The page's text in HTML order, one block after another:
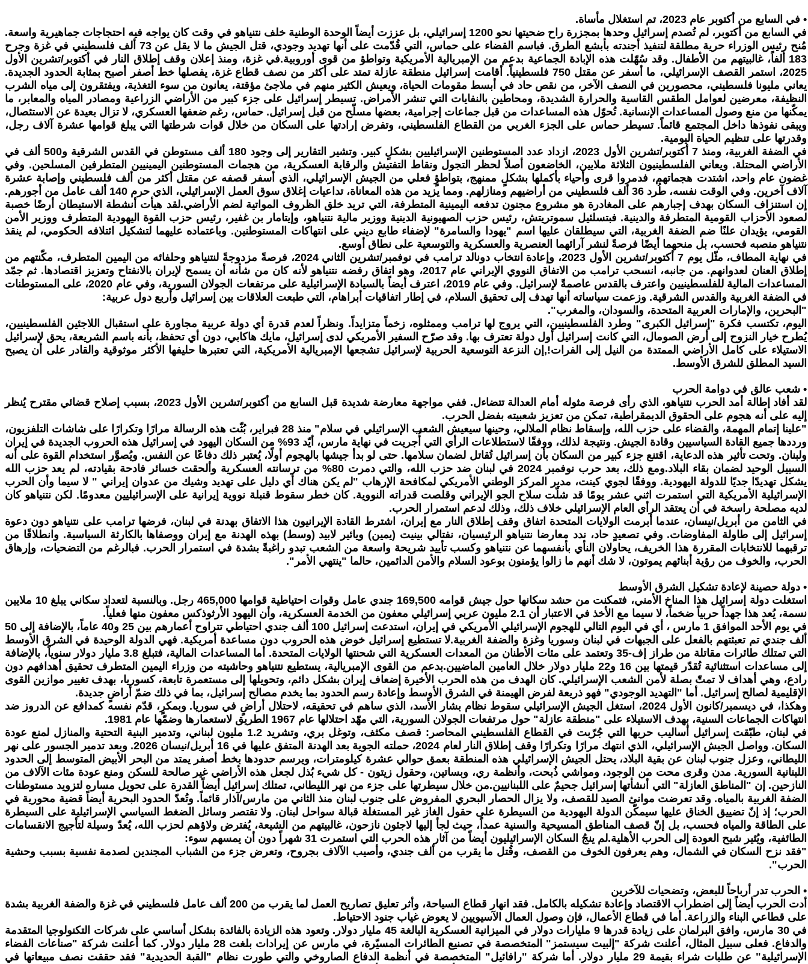
• في السابع من أكتوبر عام 2023، تم استغلال مأساة.
في السابع من أكتوبر، لم تُصدم إسرائيل وحدها بمجزرة راح ضحيتها نحو 1200 إسرائيلي، بل عززت أيضاً الوحدة الوطنية خلف نتنياهو في وقت كان يواجه فيه احتجاجات جماهيرية واسعة.
مُنح رئيس الوزراء حرية مطلقة لتنفيذ أجندته بأبشع الطرق. فباسم القضاء على حماس، التي قُدّمت على أنها تهديد وجودي، قتل الجيش ما لا يقل عن 73 ألف فلسطيني في غزة وجرح
183 ألفاً، غالبيتهم من الأطفال. وقد سُهّلت هذه الإبادة الجماعية بدعم من الإمبريالية الأمريكية وتواطؤ من قوى أوروبية.في غزة، ومنذ إعلان وقف إطلاق النار في أكتوبر/تشرين الأول
2025، استمر القصف الإسرائيلي، ما أسفر عن مقتل 750 فلسطينياً. أقامت إسرائيل منطقة عازلة تمتد على أكثر من نصف قطاع غزة، يفصلها خط أصفر أصبح بمثابة الحدود الجديدة.
يعاني مليونا فلسطيني، محصورين في النصف الآخر، من نقص حاد في أبسط مقومات الحياة، ويعيش الكثير منهم في ملاجئ مؤقتة، يعانون من سوء التغذية، ويفتقرون إلى مياه الشرب
النظيفة، معرضين لعوامل الطقس القاسية والحرارة الشديدة، ومحاطين بالنفايات التي تنشر الأمراض. تسيطر إسرائيل على جزء كبير من الأراضي الزراعية ومصادر المياه والمعابر، ما
يمكّنها من منع وصول المساعدات الإنسانية. تُحوّل هذه المساعدات من قبل جماعات إجرامية، بعضها مسلّح من قبل إسرائيل. حماس، رغم ضعفها العسكري، لا تزال بعيدة عن الاستئصال،
ويبقى نفوذها داخل المجتمع قائماً. تسيطر حماس على الجزء الغربي من القطاع الفلسطيني، وتفرض إرادتها على السكان من خلال قوات شرطتها التي يبلغ قوامها عشرة آلاف رجل،
وقدرتها على تنظيم الحياة اليومية.
في الضفة الغربية، ومنذ 7 أكتوبر/تشرين الأول 2023، ازداد عدد المستوطنين الإسرائيليين بشكلٍ كبير. وتشير التقارير إلى وجود 180 ألف مستوطن في القدس الشرقية و500 ألف في
الأراضي المحتلة. ويعاني الفلسطينيون الثلاثة ملايين، الخاضعون أصلاً لحظر التجول ونقاط التفتيش والرقابة العسكرية، من هجمات المستوطنين اليمينيين المتطرفين المسلحين. وفي
غضون عام واحد، اشتدت هجماتهم، فدمروا قرى وأحياء بأكملها بشكلٍ ممنهج، بتواطؤٍ فعلي من الجيش الإسرائيلي، الذي أسفر قصفه عن مقتل أكثر من ألف فلسطيني وإصابة عشرة
آلاف آخرين. وفي الوقت نفسه، طُرد 36 ألف فلسطيني من أراضيهم ومنازلهم. ومما يزيد من هذه المعاناة، تداعيات إغلاق سوق العمل الإسرائيلي، الذي حرم 140 ألف عامل من أجورهم.
إن استنزاف السكان بهدف إجبارهم على المغادرة هو مشروع مجنون تدفعه اليمينية المتطرفة، التي تريد خلق الظروف المواتية لضم الأراضي.لقد هيأت أنشطة الاستيطان أرضًا خصبة
لصعود الأحزاب القومية المتطرفة والدينية. فبتسلئيل سموتريتش، رئيس حزب الصهيونية الدينية ووزير مالية نتنياهو، وإيتامار بن غفير، رئيس حزب القوة اليهودية المتطرف ووزير الأمن
القومي، يؤيدان علنًا ضم الضفة الغربية، التي سيطلقان عليها اسم "يهودا والسامرة" لإضفاء طابع ديني على انتهاكات المستوطنين. وباعتماده عليهما لتشكيل ائتلافه الحكومي، لم ينقذ
نتنياهو منصبه فحسب، بل منحهما أيضًا فرصةً لنشر آرائهما العنصرية والعسكرية والتوسعية على نطاق أوسع.
في نهاية المطاف، مثّل يوم 7 أكتوبر/تشرين الأول 2023، وإعادة انتخاب دونالد ترامب في نوفمبر/تشرين الثاني 2024، فرصةً مزدوجةً لنتنياهو وحلفائه من اليمين المتطرف، مكّنتهم من
إطلاق العنان لعدوانهم. من جانبه، انسحب ترامب من الاتفاق النووي الإيراني عام 2017، وهو اتفاق رفضه نتنياهو لأنه كان من شأنه أن يسمح لإيران بالانفتاح وتعزيز اقتصادها. ثم جمّد
المساعدات المالية للفلسطينيين واعترف بالقدس عاصمةً لإسرائيل. وفي عام 2019، اعترف أيضاً بالسيادة الإسرائيلية على مرتفعات الجولان السورية، وفي عام 2020، على المستوطنات
في الضفة الغربية والقدس الشرقية. وزعمت سياساته أنها تهدف إلى تحقيق السلام، في إطار اتفاقيات أبراهام، التي طبعت العلاقات بين إسرائيل وأربع دول عربية:
"البحرين، والإمارات العربية المتحدة، والسودان، والمغرب".
اليوم، تكتسب فكرة "إسرائيل الكبرى" وطرد الفلسطينيين، التي يروج لها ترامب وممثلوه، زخماً متزايداً. ونظراً لعدم قدرة أي دولة عربية مجاورة على استقبال اللاجئين الفلسطينيين،
يُطرح خيار النزوح إلى أرض الصومال، التي كانت إسرائيل أول دولة تعترف بها. وقد صرّح السفير الأمريكي لدى إسرائيل، مايك هاكابي، دون أي تحفظ، بأنه باسم الشريعة، يحق لإسرائيل
الاستيلاء على كامل الأراضي الممتدة من النيل إلى الفرات!,إن النزعة التوسعية الحربية لإسرائيل تشجعها الإمبريالية الأمريكية، التي تعتبرها حليفها الأكثر موثوقية والقادر على أن يصبح
السيد المطلق للشرق الأوسط.
• شعب عالق في دوامة الحرب
لقد أفاد إطالة أمد الحرب نتنياهو، الذي رأى فرصة مثوله أمام العدالة تتضاءل. ففي مواجهة معارضة شديدة قبل السابع من أكتوبر/تشرين الأول 2023، بسبب إصلاح قضائي مقترح يُنظر
إليه على أنه هجوم على الحقوق الديمقراطية، تمكن من تعزيز شعبيته بفضل الحرب.
"علينا إتمام المهمة، والقضاء على حزب الله، وإسقاط نظام الملالي، وحينها سيعيش الشعب الإسرائيلي في سلام" منذ 28 فبراير، بُثّت هذه الرسالة مرارًا وتكرارًا على شاشات التلفزيون،
ورددها جميع القادة السياسيين وقادة الجيش. ونتيجة لذلك، ووفقًا لاستطلاعات الرأي التي أُجريت في نهاية مارس، أيّد 93% من السكان اليهود في إسرائيل هذه الحروب الجديدة في إيران
ولبنان. وتحت تأثير هذه الدعاية، اقتنع جزء كبير من السكان بأن إسرائيل تُقاتل لضمان سلامها. حتى لو بدأ جيشها بالهجوم أولًا، يُعتبر ذلك دفاعًا عن النفس. ويُصوَّر استخدام القوة على أنه
السبيل الوحيد لضمان بقاء البلاد.ومع ذلك، بعد حرب نوفمبر 2024 في لبنان ضد حزب الله، والتي دمرت 80% من ترسانته العسكرية وألحقت خسائر فادحة بقيادته، لم يعد حزب الله
يشكل تهديدًا جديًا للدولة اليهودية. ووفقًا لجوي كينت، مدير المركز الوطني الأمريكي لمكافحة الإرهاب "لم يكن هناك أي دليل على تهديد وشيك من عدوان إيراني " لا سيما وأن الحرب
الإسرائيلية الأمريكية التي استمرت اثني عشر يومًا قد شلّت سلاح الجو الإيراني وقلصت قدراته النووية. كان خطر سقوط قنبلة نووية إيرانية على الإسرائيليين معدومًا. لكن نتنياهو كان
لديه مصلحة راسخة في أن يعتقد الرأي العام الإسرائيلي خلاف ذلك، وذلك لدعم استمرار الحرب.
في الثامن من أبريل/نيسان، عندما أبرمت الولايات المتحدة اتفاق وقف إطلاق النار مع إيران، اشترط القادة الإيرانيون هذا الاتفاق بهدنة في لبنان، فرضها ترامب على نتنياهو دون دعوة
إسرائيل إلى طاولة المفاوضات. وفي تصعيدٍ حاد، ندد معارضا نتنياهو الرئيسيان، نفتالي بينيت (يمين) ويائير لابيد (وسط) بهذه الهدنة مع إيران ووصفاها بالكارثة السياسية. وانطلاقًا من
ترقبهما للانتخابات المقررة هذا الخريف، يحاولان النأي بأنفسهما عن نتنياهو وكسب تأييد شريحة واسعة من الشعب تبدو راغبةً بشدة في استمرار الحرب. فبالرغم من التضحيات، وإرهاق
الحرب، والخوف من رؤية أبنائهم يموتون، لا شك أنهم ما زالوا يؤمنون بوعود السلام والأمن الدائمين، حالما "ينتهي الأمر".
• دولة حصينة لإعادة تشكيل الشرق الأوسط
استغلت دولة إسرائيل هذا المناخ الأمني، فتمكنت من حشد سكانها حول جيش قوامه 169,500 جندي عامل وقوات احتياطية قوامها 465,000 رجل. وبالنسبة لتعداد سكاني يبلغ 10 ملايين
نسمة، يُعد هذا جهداً حربياً ضخماً، لا سيما مع الأخذ في الاعتبار أن 2.1 مليون عربي إسرائيلي معفون من الخدمة العسكرية، وأن اليهود الأرثوذكس معفون منها فعلياً.
في يوم الأحد الموافق 1 مارس ، أي في اليوم التالي للهجوم الإسرائيلي الأمريكي في إيران، استدعت إسرائيل 100 ألف جندي احتياطي تتراوح أعمارهم بين 25 و40 عاماً، بالإضافة إلى 50
ألف جندي تم تعبئتهم بالفعل على الجبهات في لبنان وسوريا وغزة والضفة الغربية.لا تستطيع إسرائيل خوض هذه الحروب دون مساعدة أمريكية. فهي الدولة الوحيدة في الشرق الأوسط
التي تمتلك طائرات مقاتلة من طراز إف-35 وتعتمد على مئات الأطنان من المعدات العسكرية التي شحنتها الولايات المتحدة. أما المساعدات المالية، فتبلغ 3.8 مليار دولار سنوياً، بالإضافة
إلى مساعدات استثنائية تُقدّر قيمتها بين 16 و22 مليار دولار خلال العامين الماضيين.بدعم من القوى الإمبريالية، يستطيع نتنياهو وحاشيته من وزراء اليمين المتطرف تحقيق أهدافهم دون
رادع، وهي أهداف لا تمتّ بصلة لأمن الشعب الإسرائيلي. كان الهدف من هذه الحرب الأخيرة إضعاف إيران بشكل دائم، وتحويلها إلى مستعمرة تابعة، كسوريا، بهدف تغيير موازين القوى
الإقليمية لصالح إسرائيل. أما "التهديد الوجودي" فهو ذريعة لفرض الهيمنة في الشرق الأوسط وإعادة رسم الحدود بما يخدم مصالح إسرائيل، بما في ذلك ضمّ أراضٍ جديدة.
وهكذا، في ديسمبر/كانون الأول 2024، استغل الجيش الإسرائيلي سقوط نظام بشار الأسد، الذي ساهم في تحقيقه، لاحتلال أراضٍ في سوريا. وبمكرٍ، قدّم نفسه كمدافع عن الدروز ضد
انتهاكات الجماعات السنية، بهدف الاستيلاء على "منطقة عازلة" حول مرتفعات الجولان السورية، التي مهّد احتلالها عام 1967 الطريق لاستعمارها وضمّها عام 1981.
في لبنان، طبّقت إسرائيل أساليب حربها التي جُرّبت في القطاع الفلسطيني المحاصر: قصف مكثف، وتوغل بري، وتشريد 1.2 مليون لبناني، وتدمير البنية التحتية والمنازل لمنع عودة
السكان. وواصل الجيش الإسرائيلي، الذي انتهك مرارًا وتكرارًا وقف إطلاق النار لعام 2024، حملته الجوية بعد الهدنة المتفق عليها في 16 أبريل/نيسان 2026. وبعد تدمير الجسور على نهر
الليطاني، وعزل جنوب لبنان عن بقية البلاد، يحتل الجيش الإسرائيلي هذه المنطقة بعمق حوالي عشرة كيلومترات، ويرسم حدودها بخط أصفر يمتد من البحر الأبيض المتوسط إلى الحدود
اللبنانية السورية. مدن وقرى محت من الوجود، ومواشي ذُبحت، وأنظمة ري، وبساتين، وحقول زيتون - كل شيء بُذل لجعل هذه الأراضي غير صالحة للسكن ومنع عودة مئات الآلاف من
النازحين. إن "المناطق العازلة" التي أنشأتها إسرائيل جحيمٌ على اللبنانيين.من خلال سيطرتها على جزء من نهر الليطاني، تمتلك إسرائيل أيضاً القدرة على تحويل مساره لتزويد مستوطنات
الضفة الغربية بالمياه. وقد تعرضت موانئ الصيد للقصف، ولا يزال الحصار البحري المفروض على جنوب لبنان منذ الثاني من مارس/آذار قائماً. وتُعدّ الحدود البحرية أيضاً قضية محورية في
الحرب؛ إذ إنّ تضييق الخناق عليها سيمكّن الدولة اليهودية من السيطرة على حقول الغاز غير المستغلة قبالة سواحل لبنان. ولا تقتصر وسائل الضغط السياسي الإسرائيلية على السيطرة
على الطاقة والمياه فحسب، بل إنّ قصف المناطق المسيحية والسنية عمداً، حيث لجأ إليها لاجئون نازحون، غالبيتهم من الشيعة، يُفترض ولاؤهم لحزب الله، يُعدّ وسيلة لتأجيج الانقسامات
الطائفية، ويُثير شبح العودة إلى الحرب الأهلية.لم ينجُ السكان الإسرائيليون أيضاً من آثار هذه الحرب التي استمرت 31 شهراً دون أن يمسهم سوء:
"فقد نزح السكان في الشمال، وهم يعرفون الخوف من القصف، وقُتل ما يقرب من ألف جندي، وأصيب الآلاف بجروح، وتعرض جزء من الشباب المجندين لصدمة نفسية بسبب وحشية
الحرب".
• الحرب تدر أرباحاً للبعض، وتضحيات للآخرين
أدت الحرب أيضاً إلى اضطراب الاقتصاد وإعادة تشكيله بالكامل. فقد انهار قطاع السياحة، وأثر تعليق تصاريح العمل لما يقرب من 200 ألف عامل فلسطيني في غزة والضفة الغربية بشدة
على قطاعي البناء والزراعة. أما في قطاع الأعمال، فإن وصول العمال الآسيويين لا يعوض غياب جنود الاحتياط.
في 30 مارس، وافق البرلمان على زيادة قدرها 9 مليارات دولار في الميزانية العسكرية البالغة 45 مليار دولار. وتعود هذه الزيادة بالفائدة بشكل أساسي على شركات التكنولوجيا المتقدمة
والدفاع. فعلى سبيل المثال، أعلنت شركة "إلبيت سيستمز" المتخصصة في تصنيع الطائرات المسيّرة، في مارس عن إيرادات بلغت 28 مليار دولار. كما أعلنت شركة "صناعات الفضاء
الإسرائيلية" عن طلبات شراء بقيمة 29 مليار دولار. أما شركة "رافائيل" المتخصصة في أنظمة الدفاع الصاروخي والتي طورت نظام "القبة الحديدية" فقد حققت نصف مبيعاتها في